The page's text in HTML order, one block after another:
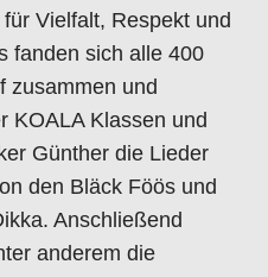
Vielfalt, Respekt und
fanden sich alle 400
zusammen und
KOALA Klassen und
Günther die Lieder
den Bläck Föös und
Anschließend
anderem die